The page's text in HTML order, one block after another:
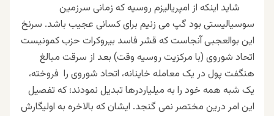
شاید اینکه از امپریالیزم روسیه که زمانی سرزمین
سوسیالیستی بود گپ می زنیم برای کسانی عجیب باشد. سرنخ
این بوالعجبی آنجاست که قشر فاسد بیروکرات حزب کمونیست
اتحاد شوروی (با مرکزیت روسیه وقت) بعد از سرقت مبالغ
هنگفت پول در یک معامله خاینانه، اتحاد شوروی را فروخته،
یک شبه همه خود را به میلیاردرها تبدیل نمودند؛ که تفصیل
این امر درین مختصر نمی گنجد. ایشان که بالاخره به اولیگارش